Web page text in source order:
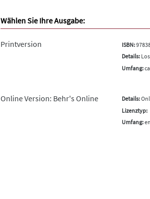
Wählen Sie Ihre Ausgabe:
Printversion ISBN:
Details:
Umfang:
Online Version: Behr's Online Details:
Lizenztyp:
Umfang: